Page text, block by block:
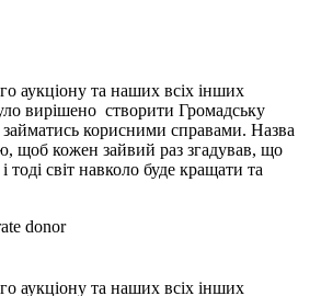
аукціону та наших всіх інших
вирішено створити Громадську
корисними справами. Назва
щоб кожен зайвий раз згадував, що
тоді світ навколо буде кращати та
donor
аукціону та наших всіх інших